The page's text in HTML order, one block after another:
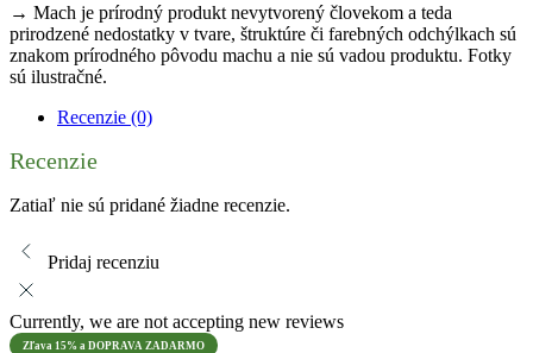
→ Mach je prírodný produkt nevytvorený človekom a teda
prirodzené nedostatky v tvare, štruktúre či farebných odchýlkach sú
znakom prírodného pôvodu machu a nie sú vadou produktu. Fotky
sú ilustračné.
Recenzie (0)
Recenzie
Zatiaľ nie sú pridané žiadne recenzie.
Pridaj recenziu
Currently, we are not accepting new reviews
Zľava 15% a DOPRAVA ZADARMO